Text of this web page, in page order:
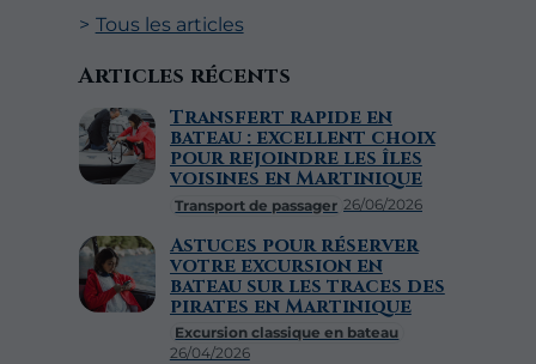
Tous les articles
Articles récents
Transport de passager 26/06/2026
Transfert rapide en
bateau : excellent choix
pour rejoindre les îles
voisines en Martinique
Excursion classique en bateau
26/04/2026
Astuces pour réserver
votre excursion en
bateau sur les traces des
pirates en Martinique